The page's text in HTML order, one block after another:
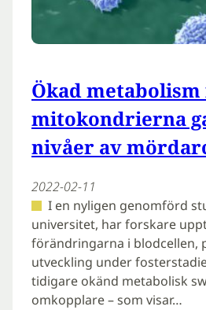
Ökad metabolism
mitokondrierna
nivåer av
2022-02-11
I en nyligen genomförd
universitet, har forskare
förändringarna i blodcellen,
utveckling under
tidigare okänd metabolisk
omkopplare – som visar…